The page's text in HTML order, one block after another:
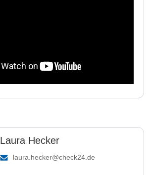
Laura Hecker
laura.hecker@check24.de